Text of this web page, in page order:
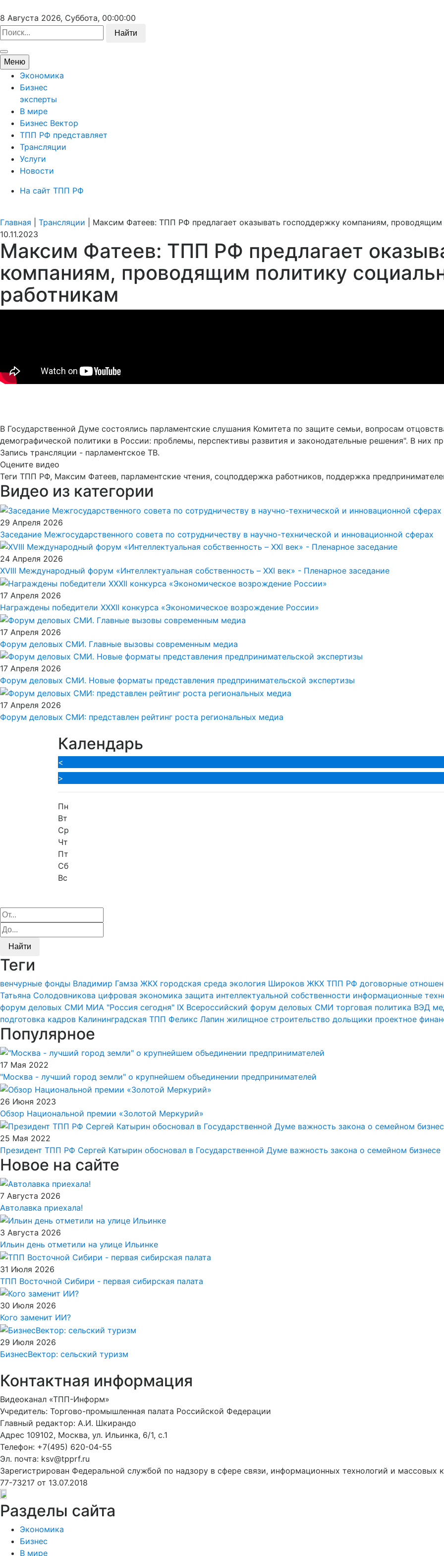
8 Августа 2026, Суббота, 00:00:00
Найти
Меню
Экономика
Бизнес
эксперты
В мире
Бизнес Вектор
ТПП РФ представляет
Трансляции
Услуги
Новости
На сайт ТПП РФ
Главная Трансляции
Максим Фатеев: ТПП РФ предлагает оказывать господдержку компаниям,
10.11.2023
Максим Фатеев: ТПП РФ предлагает
компаниям, проводящим политику
работникам
В Государственной Думе состоялись парламентские слушания Комитета по защите семьи, вопросам
демографической политики в России: проблемы, перспективы развития и законодательные решения". В них
Запись трансляции - парламентское ТВ.
Оцените видео
Теги ТПП РФ, Максим Фатеев, парламентские чтения, соцподдержка работников, поддержка
Видео из категории
29 Апреля 2026
Заседание Межгосударственного совета по сотрудничеству в научно-технической и инновационной сферах
24 Апреля 2026
XVIII Международный форум «Интеллектуальная собственность – XXI век» - Пленарное заседание
17 Апреля 2026
Награждены победители XXXII конкурса «Экономическое возрождение России»
17 Апреля 2026
Форум деловых СМИ. Главные вызовы современным медиа
17 Апреля 2026
Форум деловых СМИ. Новые форматы представления предпринимательской экспертизы
17 Апреля 2026
Форум деловых СМИ: представлен рейтинг роста региональных медиа
Календарь
<
>
Пн
Вт
Ср
Чт
Пт
Сб
Вс
Найти
Теги
венчурные фонды Владимир Гамза ЖКХ городская среда экология Широков ЖКХ ТПП РФ договорные
Татьяна Солодовникова цифровая экономика защита интеллектуальной собственности информационные
форум деловых СМИ МИА "Россия сегодня" IX Всероссийский форум деловых СМИ торговая политика ВЭД
подготовка кадров Калининградская ТПП Феликс Лапин жилищное строительство дольщики проектное
Популярное
17 Мая 2022
"Москва - лучший город земли" о крупнейшем объединении предпринимателей
26 Июня 2023
Обзор Национальной премии «Золотой Меркурий»
25 Мая 2022
Президент ТПП РФ Сергей Катырин обосновал в Государственной Думе важность закона о семейном бизнесе
Новое на сайте
7 Августа 2026
Автолавка приехала!
3 Августа 2026
Ильин день отметили на улице Ильинке
31 Июля 2026
ТПП Восточной Сибири - первая сибирская палата
30 Июля 2026
Кого заменит ИИ?
29 Июля 2026
БизнесВектор: сельский туризм
Контактная информация
Видеоканал «ТПП-Информ»
Учредитель: Торгово-промышленная палата Российской Федерации
Главный редактор: А.И. Шкирандо
Адрес 109102, Москва, ул. Ильинка, 6/1, c.1
Телефон: +7(495) 620-04-55
Эл. почта: ksv@tpprf.ru
Зарегистрирован Федеральной службой по надзору в сфере связи, информационных технологий и
77-73217 от 13.07.2018
Разделы сайта
Экономика
Бизнес
В мире